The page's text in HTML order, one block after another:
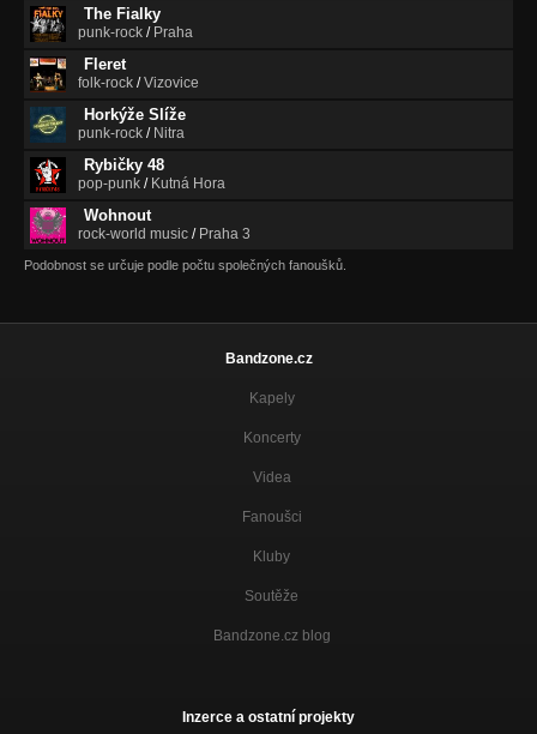
The Fialky
punk-rock / Praha
Fleret
folk-rock /Vizovice
Horkýže Slíže
punk-rock / Nitra
Rybičky 48
pop-punk / Kutná Hora
Wohnout
rock-world music / Praha 3
Podobnost se určuje podle počtu společných fanoušků.
Bandzone.cz
Kapely
Koncerty
Videa
Fanoušci
Kluby
Soutěže
Bandzone.cz blog
Inzerce a ostatní projekty